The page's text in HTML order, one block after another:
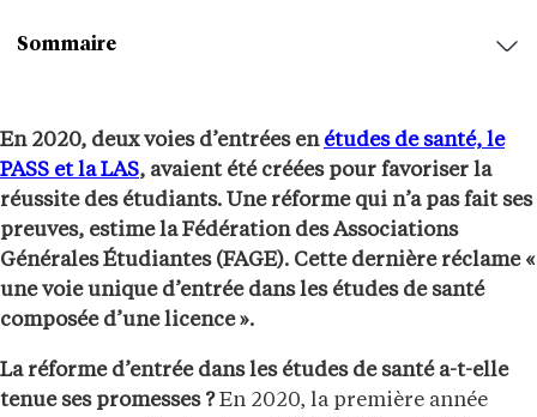
En 2020, deux voies d’entrées en études de santé, le
PASS et la LAS, avaient été créées pour favoriser la
réussite des étudiants. Une réforme qui n’a pas fait ses
preuves, estime la Fédération des Associations
Générales Étudiantes (FAGE). Cette dernière réclame «
une voie unique d’entrée dans les études de santé
composée d’une licence ».
La réforme d’entrée dans les études de santé a-t-elle
tenue ses promesses ?En 2020, la première année
Sommaire